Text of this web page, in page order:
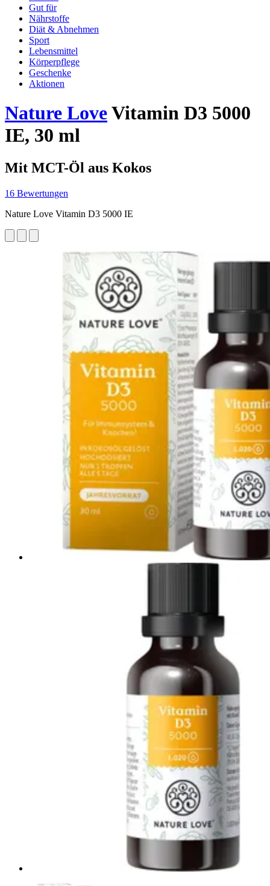
Gut für
Nährstoffe
Diät & Abnehmen
Sport
Lebensmittel
Körperpflege
Geschenke
Aktionen
Nature LoveVitamin D3 5000
IE, 30 ml
Mit MCT-Öl aus Kokos
16 Bewertungen
Nature Love Vitamin D3 5000 IE